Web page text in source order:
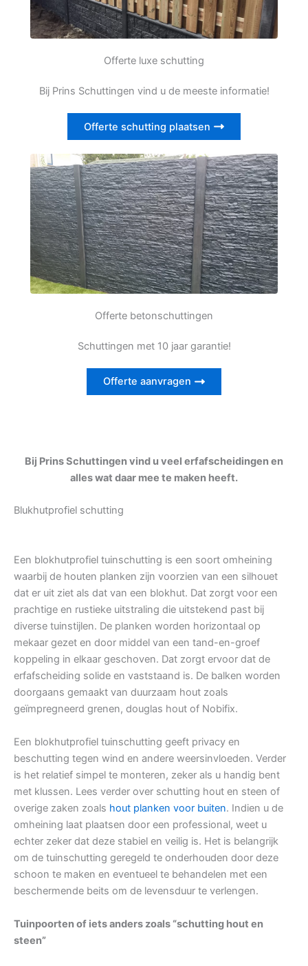
Offerte luxe schutting
Bij Prins Schuttingen vind u de meeste informatie!
Offerte schutting plaatsen
Offerte betonschuttingen
Schuttingen met 10 jaar garantie!
Offerte aanvragen
Bij Prins Schuttingen vind u veel erfafscheidingen en
alles wat daar mee te maken heeft.
Blukhutprofiel schutting
Een blokhutprofiel tuinschutting is een soort omheining
waarbij de houten planken zijn voorzien van een silhouet
dat er uit ziet als dat van een blokhut. Dat zorgt voor een
prachtige en rustieke uitstraling die uitstekend past bij
diverse tuinstijlen. De planken worden horizontaal op
mekaar gezet en door middel van een tand-en-groef
koppeling in elkaar geschoven. Dat zorgt ervoor dat de
erfafscheiding solide en vaststaand is. De balken worden
doorgaans gemaakt van duurzaam hout zoals
geïmpregneerd grenen, douglas hout of Nobifix.
Een blokhutprofiel tuinschutting geeft privacy en
beschutting tegen wind en andere weersinvloeden. Verder
is het relatief simpel te monteren, zeker als u handig bent
met klussen. Lees verder over schutting hout en steen of
overige zaken zoals hout planken voor buiten. Indien u de
omheining laat plaatsen door een professional, weet u
echter zeker dat deze stabiel en veilig is. Het is belangrijk
om de tuinschutting geregeld te onderhouden door deze
schoon te maken en eventueel te behandelen met een
beschermende beits om de levensduur te verlengen.
Tuinpoorten of iets anders zoals “schutting hout en
steen”